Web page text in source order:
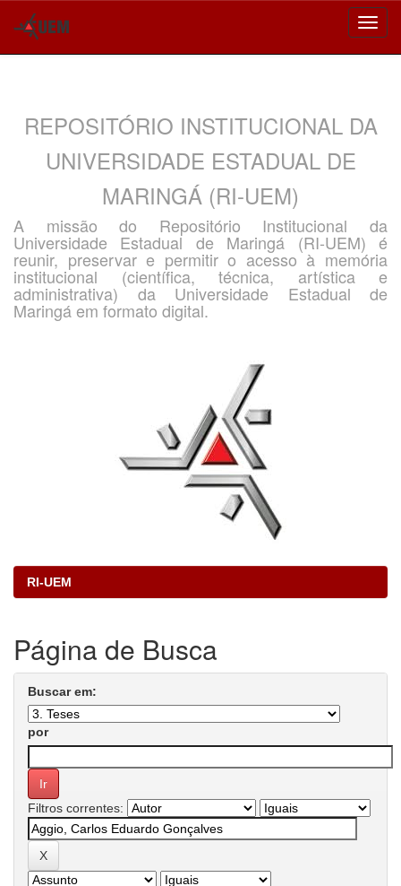
REPOSITÓRIO INSTITUCIONAL DA
UNIVERSIDADE ESTADUAL DE
MARINGÁ (RI-UEM)
A missão do Repositório Institucional da
Universidade Estadual de Maringá (RI-UEM) é
reunir, preservar e permitir o acesso à memória
institucional (científica, técnica, artística e
administrativa) da Universidade Estadual de
Maringá em formato digital.
RI-UEM
Página de Busca
Buscar em:
por
Filtros correntes: